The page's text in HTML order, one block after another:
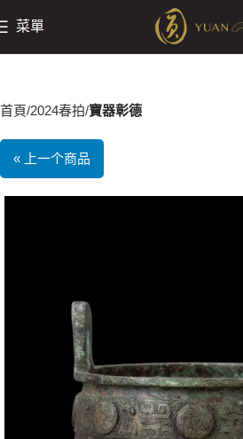
菜單
首頁 2024春拍 寶器彰德
« 上一个商品